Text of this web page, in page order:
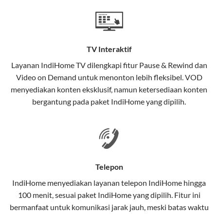
Teknologi di Balik WiFi IndiHome
Wifi IndiHome menggunakan teknologi Fiber To The
menggunakan kabel serat optik hingga ke rumah
pelanggan. Teknologi ini memiliki beberapa
keunggulan:
Kecepatan Tinggi
dibandingkan kabel tembaga atau DSL.
elektromagnetik, sehingga koneksi tetap lancar.
Latensi Rendah
TV Interaktif
Layanan IndiHome TVdilengkapi fitur Pause & Rewind dan
Video on Demand untuk menonton lebih fleksibel. VOD
menyediakan konten eksklusif, namun ketersediaan konten
bergantung pada paket IndiHome yang dipilih.
Telepon
IndiHome menyediakan layanan telepon IndiHome hingga
100 menit, sesuai paket IndiHome yang dipilih. Fitur ini
bermanfaat untuk komunikasi jarak jauh, meski batas waktu